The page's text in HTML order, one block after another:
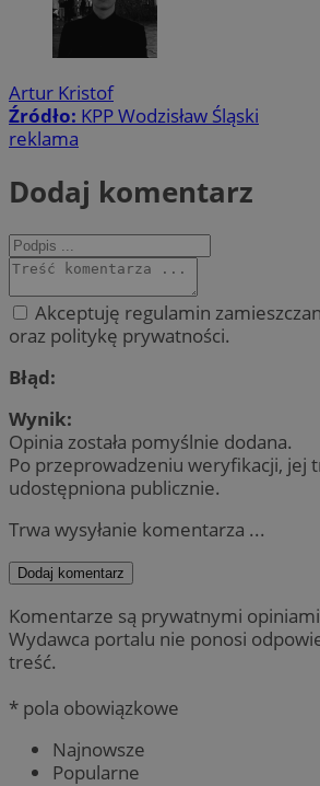
Artur Kristof
Źródło: KPP Wodzisław Śląski
reklama
Dodaj komentarz
Akceptuję regulamin
oraz politykę prywatności.
Błąd:
Wynik:
Opinia została pomyślnie dodana.
Po przeprowadzeniu weryfikacji, jej
udostępniona publicznie.
Trwa wysyłanie komentarza ...
Dodaj komentarz
Komentarze są prywatnymi
Wydawca portalu nie ponosi
treść.
* pola obowiązkowe
Najnowsze
Popularne